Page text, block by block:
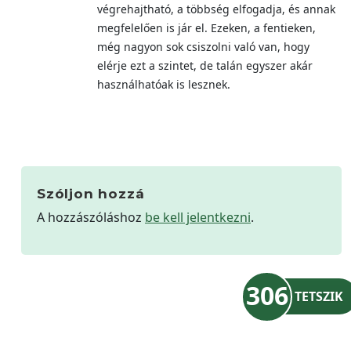
végrehajtható, a többség elfogadja, és annak
megfelelően is jár el. Ezeken, a fentieken,
még nagyon sok csiszolni való van, hogy
elérje ezt a szintet, de talán egyszer akár
használhatóak is lesznek.
Szóljon hozzá
A hozzászóláshoz be kell jelentkezni.
306 TETSZIK